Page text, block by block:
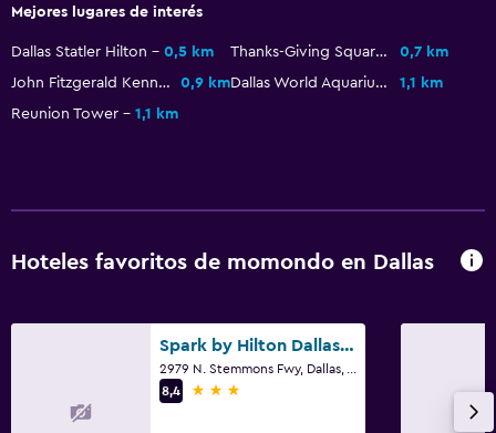
Mejores lugares de interés
Dallas Statler Hilton 0,5 km Thanks-Giving Square
0,7 km
John Fitzgerald Kennedy Memorial
0,9 km Dallas World Aquarium
1,1 km
Reunion Tower
1,1 km
Hoteles favoritos de momondo en Dallas
Spark by Hilton Dallas Medical District Love Field
8,4
3 estrellas